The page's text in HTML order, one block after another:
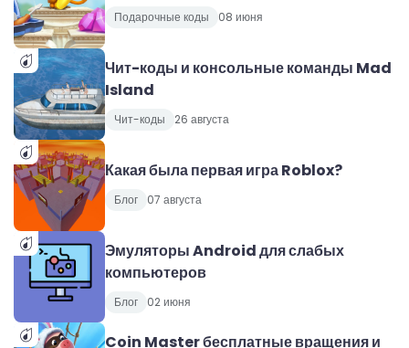
Подарочные коды 08 июня
Чит-коды и консольные команды Mad
Island
Чит-коды 26 августа
Какая была первая игра Roblox?
Блог 07 августа
Эмуляторы Android для слабых
компьютеров
Блог 02 июня
Coin Master бесплатные вращения и